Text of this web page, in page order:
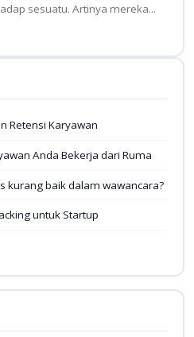
sesuatu. Artinya mereka...
Retensi Karyawan
Anda Bekerja dari Ruma
kurang baik dalam wawancara?
untuk Startup